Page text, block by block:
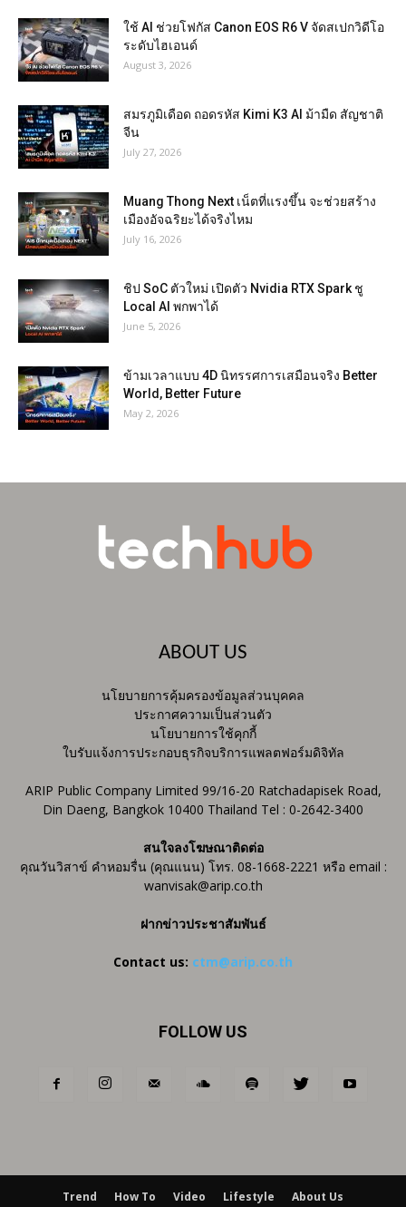
ใช้ AI ช่วยโฟกัส Canon EOS R6 V จัดสเปกวิดีโอ
ระดับไฮเอนด์
August 3, 2026
สมรภูมิเดือด ถอดรหัส Kimi K3 AI ม้ามืด สัญชาติ
จีน
July 27, 2026
Muang Thong Next เน็ตที่แรงขึ้น จะช่วยสร้าง
เมืองอัจฉริยะได้จริงไหม
July 16, 2026
ชิป SoC ตัวใหม่ เปิดตัว Nvidia RTX Spark ชู
Local AI พกพาได้
June 5, 2026
ข้ามเวลาแบบ 4D นิทรรศการเสมือนจริง Better
World, Better Future
May 2, 2026
ABOUT US
นโยบายการคุ้มครองข้อมูลส่วนบุคคล
ประกาศความเป็นส่วนตัว
นโยบายการใช้คุกกี้
ใบรับแจ้งการประกอบธุรกิจบริการแพลตฟอร์มดิจิทัล
ARIP Public Company Limited 99/16-20 Ratchadapisek Road,
Din Daeng, Bangkok 10400 Thailand Tel : 0-2642-3400
สนใจลงโฆษณาติดต่อ
คุณวันวิสาข์ คำหอมรื่น (คุณแนน) โทร. 08-1668-2221 หรือ email :
wanvisak@arip.co.th
ฝากข่าวประชาสัมพันธ์
Contact us: ctm@arip.co.th
FOLLOW US
Trend How To Video Lifestyle About Us